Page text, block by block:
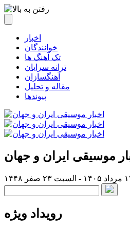
اخبار
خوانندگان
تک آهنگ ها
ترانه سرایان
آهنگسازان
مقاله و تحلیل
پیوندها
موسیقی ایران و جهان
رویداد ویژه